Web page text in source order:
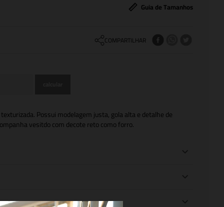
Guia de Tamanhos
COMPARTILHAR
Possui modelagem justa, gola alta e detalhe de
vesitdo com decote reto como forro.